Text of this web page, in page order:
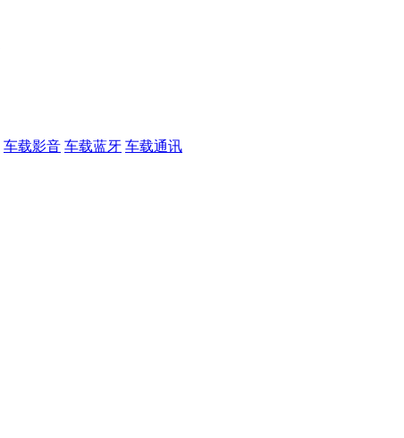
车载影音 车载蓝牙 车载通讯